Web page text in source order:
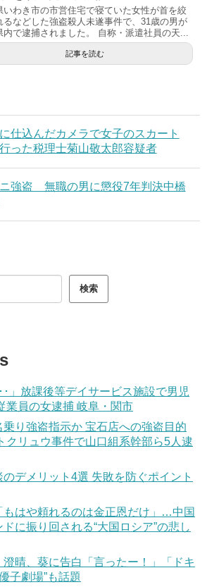
いわき市の市営住宅で寝ていた女性が首を絞
るなどした強盗殺人未遂事件で、31歳の男が
内で逮捕されました。 自称・派遣社員の天...
記事を読む
仕込んだカメラで女子のスカート
った税理士菊山敬太郎容疑者
強盗 無職の男に懲役7年判決中橋
検索
･」放課後等デイサービス施設で男児
業員の女逮捕 岐阜・関市
乗り強盗指示か 宝石店への強盗目的
クリュウ事件で山口組系幹部ら5人逮
デメリット4選 失敗を防ぐポイント
もはや頼れるのは金正恩だけ」…中国
に振り回される“大国ロシア”の悲し
澄晴、葵に告白「言ったー！」「ドキ
子劇場”も話題